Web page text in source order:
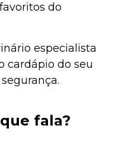
do
especialista
cardápio do seu
fala?